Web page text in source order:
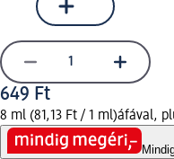
649 Ft
8 ml (81,13 Ft / 1 ml)áfával,